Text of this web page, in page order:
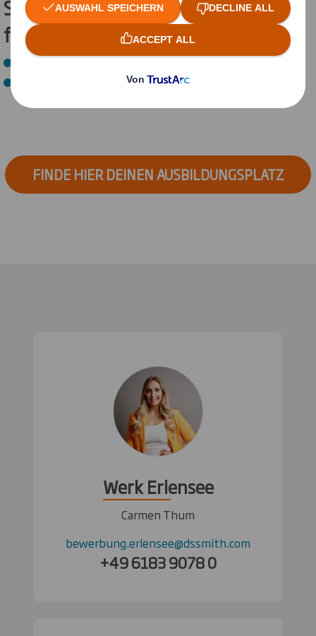
Starte Dein duales Studium an
folgenden Standorten:
Erlensee
FINDE HIER DEINEN AUSBILDUNGSPLATZ
Werk Erlensee
Carmen Thum
bewerbung.erlensee@dssmith.com
+49 6183 9078 0